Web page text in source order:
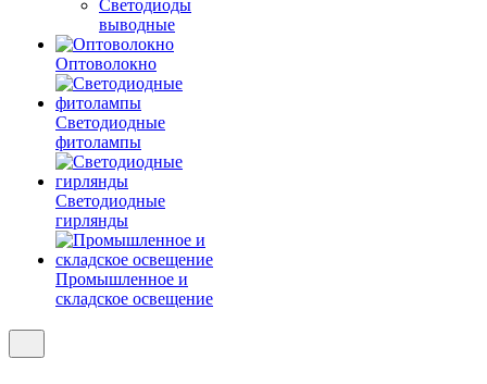
Светодиоды
выводные
Оптоволокно
Светодиодные
фитолампы
Светодиодные
гирлянды
Промышленное и
складское освещение